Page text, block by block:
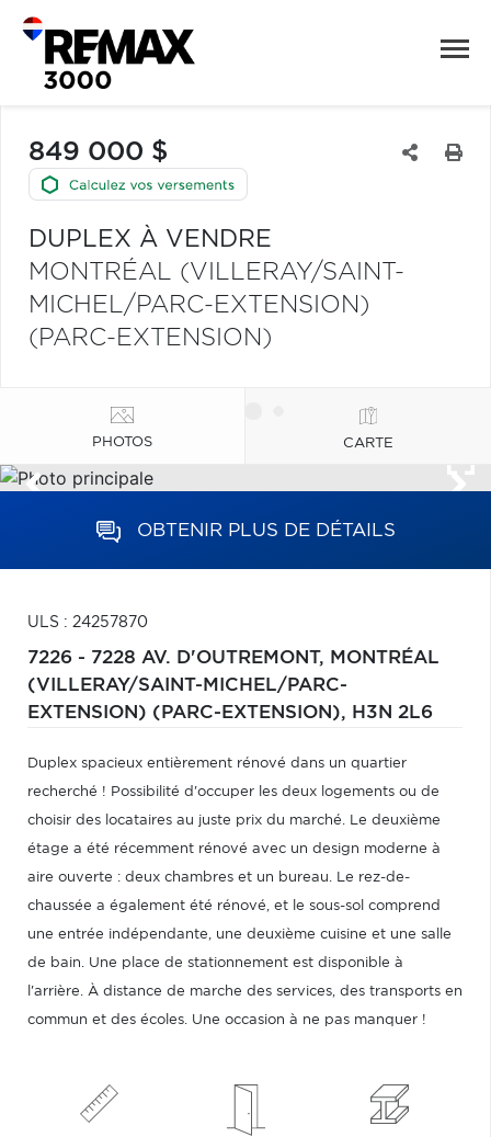
849 000 $
DUPLEX À VENDRE
MONTRÉAL (VILLERAY/SAINT-
MICHEL/PARC-EXTENSION)
(PARC-EXTENSION)
PHOTOS CARTE
OBTENIR PLUS DE DÉTAILS
ULS : 24257870
7226 - 7228 AV. D'OUTREMONT, MONTRÉAL
(VILLERAY/SAINT-MICHEL/PARC-
EXTENSION) (PARC-EXTENSION), H3N 2L6
Duplex spacieux entièrement rénové dans un quartier
recherché ! Possibilité d'occuper les deux logements ou de
choisir des locataires au juste prix du marché. Le deuxième
étage a été récemment rénové avec un design moderne à
aire ouverte : deux chambres et un bureau. Le rez-de-
chaussée a également été rénové, et le sous-sol comprend
une entrée indépendante, une deuxième cuisine et une salle
de bain. Une place de stationnement est disponible à
l'arrière. À distance de marche des services, des transports en
commun et des écoles. Une occasion à ne pas manquer !